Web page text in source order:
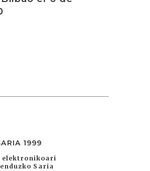
1999
elektronikoari
Saria